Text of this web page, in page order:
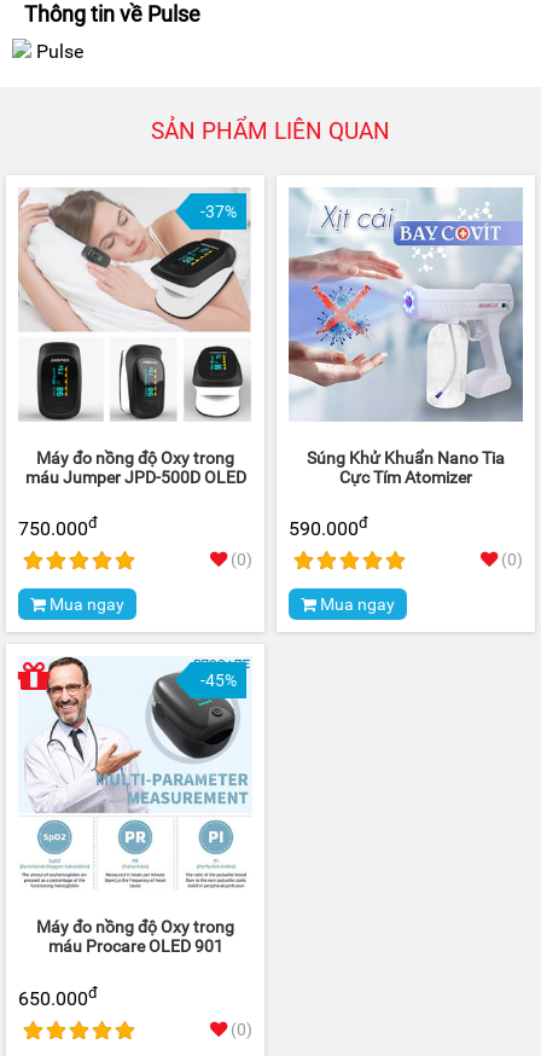
Thông tin về Pulse
Pulse
SẢN PHẨM LIÊN QUAN
-37%
Máy đo nồng độ Oxy trong
máu Jumper JPD-500D OLED
750.000đ
(0)
Mua ngay
Súng Khử Khuẩn Nano Tia
Cực Tím Atomizer
590.000đ
(0)
Mua ngay
-45%
Máy đo nồng độ Oxy trong
máu Procare OLED 901
650.000đ
(0)